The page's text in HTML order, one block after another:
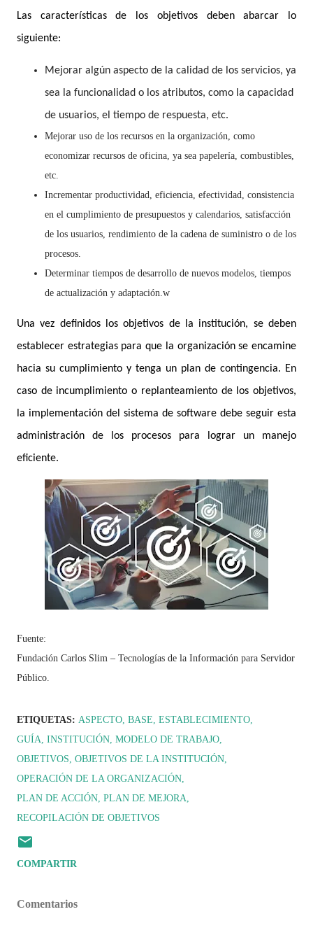
Las características de los objetivos deben abarcar lo
siguiente:
Mejorar algún aspecto de la calidad de los servicios, ya
sea la funcionalidad o los atributos, como la capacidad
de usuarios, el tiempo de respuesta, etc.
Mejorar uso de los recursos en la organización, como
economizar recursos de oficina, ya sea papelería, combustibles,
etc.
Incrementar productividad, eficiencia, efectividad, consistencia
en el cumplimiento de presupuestos y calendarios, satisfacción
de los usuarios, rendimiento de la cadena de suministro o de los
procesos.
Determinar tiempos de desarrollo de nuevos modelos, tiempos
de actualización y adaptación.w
Una vez definidos los objetivos de la institución, se deben
establecer estrategias para que la organización se encamine
hacia su cumplimiento y tenga un plan de contingencia. En
caso de incumplimiento o replanteamiento de los objetivos,
la implementación del sistema de software debe seguir esta
administración de los procesos para lograr un manejo
eficiente.
Fuente:
Fundación Carlos Slim – Tecnologías de la Información para Servidor
Público.
ETIQUETAS: ASPECTO BASE ESTABLECIMIENTO
GUÍA INSTITUCIÓN MODELO DE TRABAJO
OBJETIVOS OBJETIVOS DE LA INSTITUCIÓN
OPERACIÓN DE LA ORGANIZACIÓN
PLAN DE ACCIÓN PLAN DE MEJORA
RECOPILACIÓN DE OBJETIVOS
COMPARTIR
Comentarios